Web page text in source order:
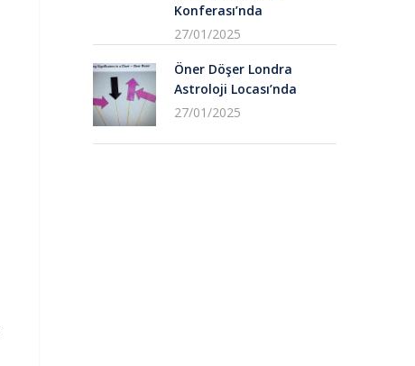
Konferası’nda
27/01/2025
Öner Döşer Londra
Astroloji Locası’nda
27/01/2025